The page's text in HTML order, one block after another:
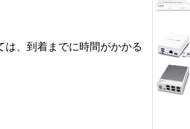
、到着までに時間がかかる